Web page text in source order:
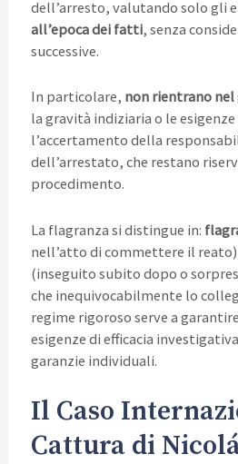
dell’arresto, valutando solo gli
all’epoca dei fatti, senza
successive.
In particolare, non rientrano
la gravità indiziaria o le
l’accertamento della
dell’arrestato, che restano
procedimento.
La flagranza si distingue in:
nell’atto di commettere il reato)
(inseguito subito dopo o
che inequivocabilmente lo
regime rigoroso serve a
esigenze di efficacia
garanzie individuali.
Il Caso
Cattura di